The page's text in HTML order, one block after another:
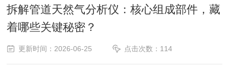
拆解管道天然气分析仪：核心组成部件，藏
着哪些关键秘密？
更新时间：2026-06-25 点击次数：114